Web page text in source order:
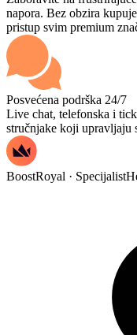
napora. Bez obzira
pristup svim premium
Posvećena podrška 24/7
Live chat, telefonska i
stručnjake koji upravljaju
BoostRoyal · Specijalist